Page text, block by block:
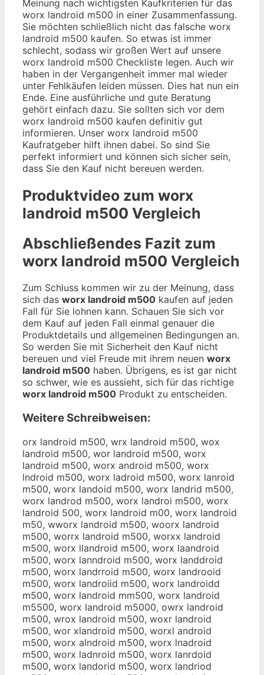
Meinung nach wichtigsten Kaufkriterien für das
worx landroid m500 in einer Zusammenfassung.
Sie möchten schließlich nicht das falsche worx
landroid m500 kaufen. So etwas ist immer
schlecht, sodass wir großen Wert auf unsere
worx landroid m500 Checkliste legen. Auch wir
haben in der Vergangenheit immer mal wieder
unter Fehlkäufen leiden müssen. Dies hat nun ein
Ende. Eine ausführliche und gute Beratung
gehört einfach dazu. Sie sollten sich vor dem
worx landroid m500 kaufen definitiv gut
informieren. Unser worx landroid m500
Kaufratgeber hilft ihnen dabei. So sind Sie
perfekt informiert und können sich sicher sein,
dass Sie den Kauf nicht bereuen werden.
Produktvideo zum worx
landroid m500 Vergleich
Abschließendes Fazit zum
worx landroid m500 Vergleich
Zum Schluss kommen wir zu der Meinung, dass
sich das worx landroid m500 kaufen auf jeden
Fall für Sie lohnen kann. Schauen Sie sich vor
dem Kauf auf jeden Fall einmal genauer die
Produktdetails und allgemeinen Bedingungen an.
So werden Sie mit Sicherheit den Kauf nicht
bereuen und viel Freude mit ihrem neuen worx
landroid m500 haben. Übrigens, es ist gar nicht
so schwer, wie es aussieht, sich für das richtige
worx landroid m500 Produkt zu entscheiden.
Weitere Schreibweisen:
orx landroid m500, wrx landroid m500, wox
landroid m500, wor landroid m500, worx
landroid m500, worx android m500, worx
lndroid m500, worx ladroid m500, worx lanroid
m500, worx landoid m500, worx landrid m500,
worx landrod m500, worx landroi m500, worx
landroid 500, worx landroid m00, worx landroid
m50, wworx landroid m500, woorx landroid
m500, worrx landroid m500, worxx landroid
m500, worx llandroid m500, worx laandroid
m500, worx lanndroid m500, worx landdroid
m500, worx landrroid m500, worx landrooid
m500, worx landroiid m500, worx landroidd
m500, worx landroid mm500, worx landroid
m5500, worx landroid m5000, owrx landroid
m500, wrox landroid m500, woxr landroid
m500, wor xlandroid m500, worxl android
m500, worx alndroid m500, worx lnadroid
m500, worx ladnroid m500, worx lanrdoid
m500, worx landorid m500, worx landriod